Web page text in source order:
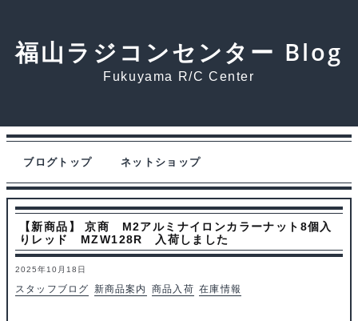
福山ラジコンセンター Blog
Fukuyama R/C Center
ブログトップ ネットショップ
【新商品】 京商 M2アルミナイロンカラーナット8個入
りレッド MZW128R 入荷しました
2025年10月18日
スタッフブログ 新商品案内 商品入荷 在庫情報